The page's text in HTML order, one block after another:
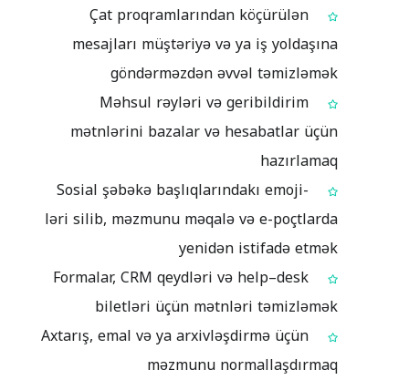
Çat proqramlarından köçürülən
mesajları müştəriyə və ya iş yoldaşına
göndərməzdən əvvəl təmizləmək
Məhsul rəyləri və geribildirim
mətnlərini bazalar və hesabatlar üçün
hazırlamaq
Sosial şəbəkə başlıqlarındakı emoji-
ləri silib, məzmunu məqalə və e-poçtlarda
yenidən istifadə etmək
Formalar, CRM qeydləri və help–desk
biletləri üçün mətnləri təmizləmək
Axtarış, emal və ya arxivləşdirmə üçün
məzmunu normallaşdırmaq